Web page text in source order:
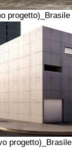
progetto)_Brasile
progetto)_Brasile